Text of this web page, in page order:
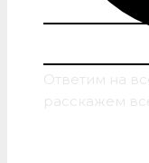
Ответим на
расскажем